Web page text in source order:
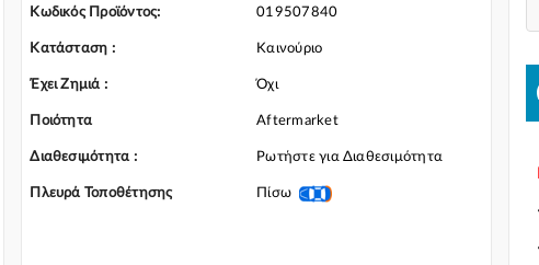
ταιριάζει στο αυτοκίνητό σας μην διστάσετε να επικοινωνήσετε μαζί μας
και θα σας κατατοπίσουμε πλήρως καθώς διαθέτουμε πλούσια γκάμα από
Κάλυμμα Γάντζου Προφυλακτήρα και γενικότερα για την κατηγορία
Προφυλακτήρες & Περιφερειακά
Κωδικός Προϊόντος: 019507840
Κατάσταση : Καινούριο
Έχει Ζημιά : Όχι
Ποιότητα Aftermarket
Διαθεσιμότητα : Ρωτήστε για Διαθεσιμότητα
Πλευρά Τοποθέτησης Πίσω